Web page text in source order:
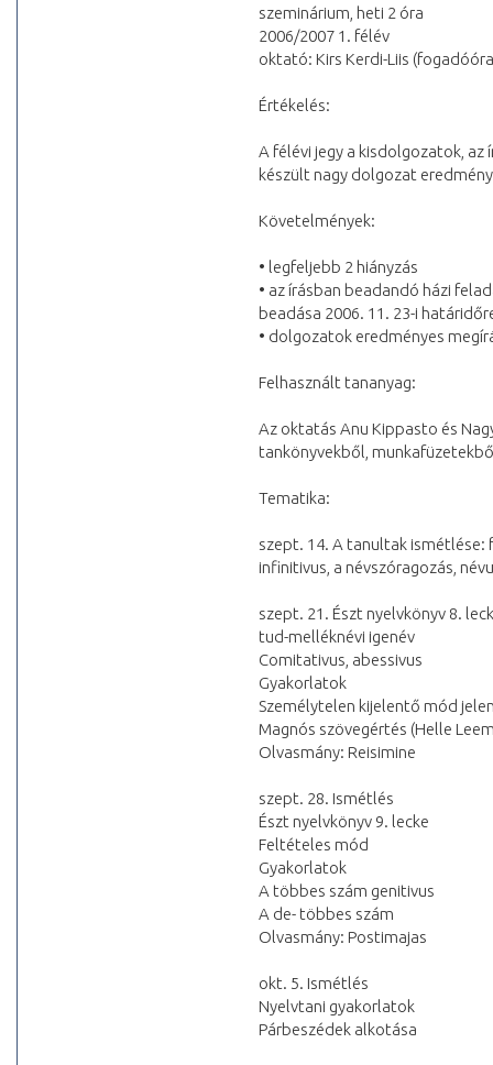
szeminárium, heti 2 óra
2006/2007 1. félév
oktató: Kirs Kerdi-Liis
Értékelés:
A félévi jegy a kisdolgozatok,
készült nagy dolgozat
Követelmények:
• legfeljebb 2 hiányzás
• az írásban beadandó házi
beadása 2006. 11. 23-i
• dolgozatok eredményes
Felhasznált tananyag:
Az oktatás Anu Kippasto és
tankönyvekből,
Tematika:
szept. 14. A tanultak ismétlése:
infinitivus, a névszóragozás,
szept. 21. Észt nyelvkönyv 8.
tud-melléknévi igenév
Comitativus, abessivus
Gyakorlatok
Személytelen kijelentő mód
Magnós szövegértés (Helle
Olvasmány: Reisimine
szept. 28. Ismétlés
Észt nyelvkönyv 9. lecke
Feltételes mód
Gyakorlatok
A többes szám genitivus
A de- többes szám
Olvasmány: Postimajas
okt. 5. Ismétlés
Nyelvtani gyakorlatok
Párbeszédek alkotása